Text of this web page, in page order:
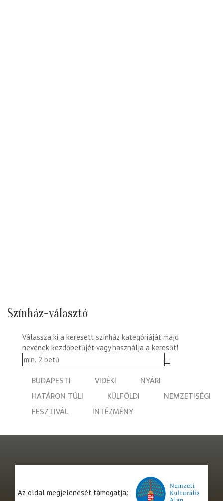
Színház-választó
Válassza ki a keresett színház kategóriáját majd
nevének kezdőbetűjét vagy használja a keresőt!
BUDAPESTI VIDÉKI
NYÁRI
HATÁRON TÚLI
KÜLFÖLDI
NEMZETISÉGI
FESZTIVÁL
INTÉZMÉNY
Az oldal megjelenését támogatja: